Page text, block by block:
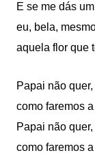
E se me dás
eu, bela,
aquela flor que
Papai não
como faremos
Papai não
como faremos